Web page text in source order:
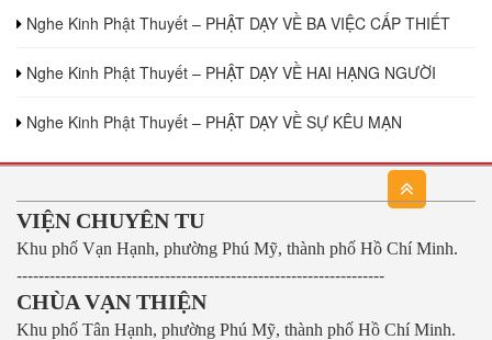
Nghe Kinh Phật Thuyết – PHẬT DẠY VỀ BA VIỆC CẤP THIẾT
Nghe Kinh Phật Thuyết – PHẬT DẠY VỀ HAI HẠNG NGƯỜI
Nghe Kinh Phật Thuyết – PHẬT DẠY VỀ SỰ KÊU MẠN
VIỆN CHUYÊN TU
Khu phố Vạn Hạnh, phường Phú Mỹ, thành phố Hồ Chí Minh.
-------------------------------------------------------------------
CHÙA VẠN THIỆN
Khu phố Tân Hạnh, phường Phú Mỹ, thành phố Hồ Chí Minh.